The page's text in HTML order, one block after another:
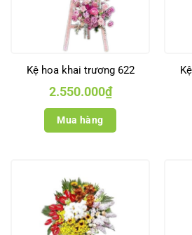
Kệ hoa khai trương 622
2.550.000₫
Mua hàng